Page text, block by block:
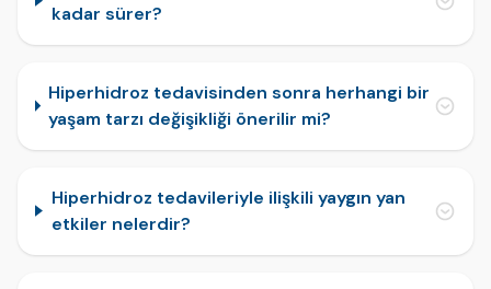
kadar sürer?
Hiperhidroz tedavisinden sonra herhangi bir
yaşam tarzı değişikliği önerilir mi?
Hiperhidroz tedavileriyle ilişkili yaygın yan
etkiler nelerdir?